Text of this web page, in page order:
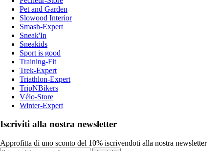
Pet and Garden
Slowood Interior
Smash-Expert
Sneak'In
Sneakids
Sport is good
Training-Fit
Trek-Expert
Triathlon-Expert
TripNBikers
Vélo-Store
Winter-Expert
Iscriviti alla nostra newsletter
Approfitta di uno sconto del 10% iscrivendoti alla nostra newsletter